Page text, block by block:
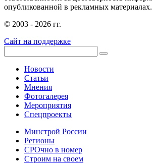
опубликованной в рекламных материалах.
© 2003 - 2026 гг.
Сайт на поддержке
Новости
Статьи
Мнения
Фотогалерея
Мероприятия
Спецпроекты
Минстрой России
Регионы
СРОчно в номер
Строим на своем